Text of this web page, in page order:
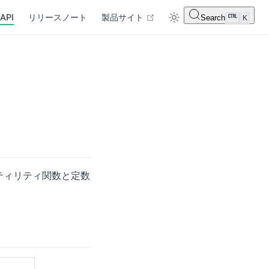
API リリースノート 製品サイト open in new window
Search K
リティ関数と定数